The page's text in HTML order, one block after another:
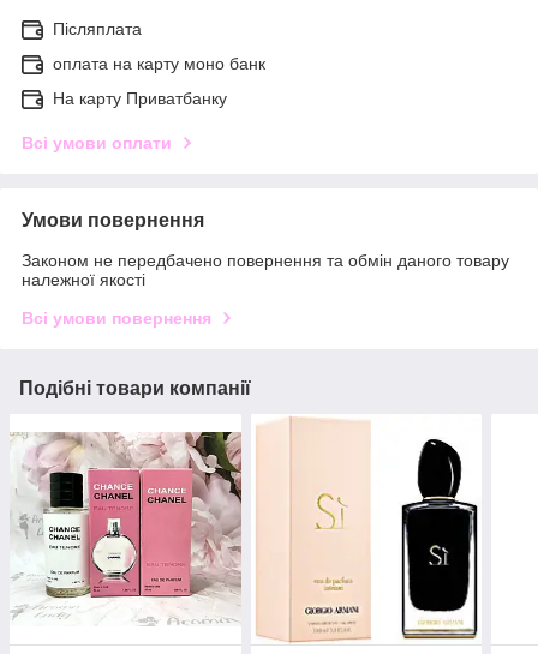
Післяплата
оплата на карту моно банк
На карту Приватбанку
Всі умови оплати
Умови повернення
Законом не передбачено повернення та обмін даного товару
належної якості
Всі умови повернення
Подібні товари компанії